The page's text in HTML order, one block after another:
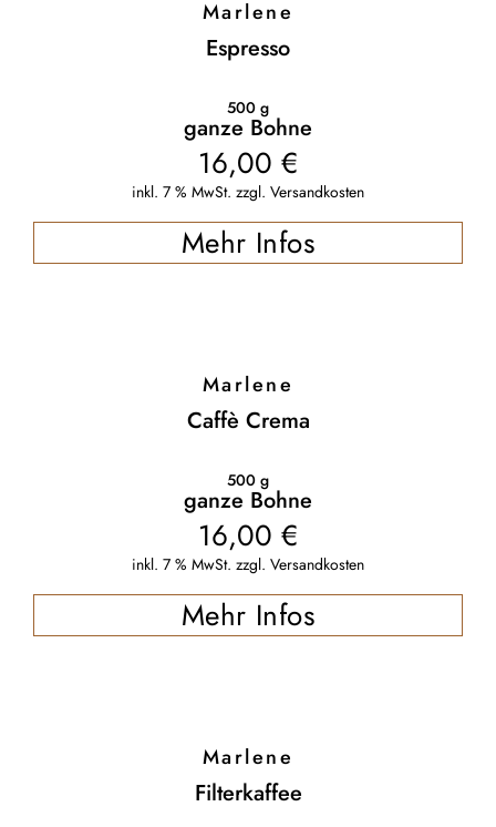
Marlene
Espresso
500 g
ganze Bohne
16,00 €
inkl. 7 % MwSt. zzgl. Versandkosten
Mehr Infos
Marlene
Caffè Crema
500 g
ganze Bohne
16,00 €
inkl. 7 % MwSt. zzgl. Versandkosten
Mehr Infos
Marlene
Filterkaffee